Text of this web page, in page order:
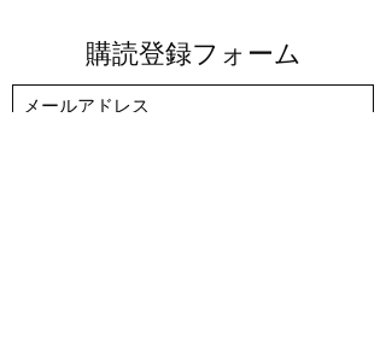
購読登録フォーム